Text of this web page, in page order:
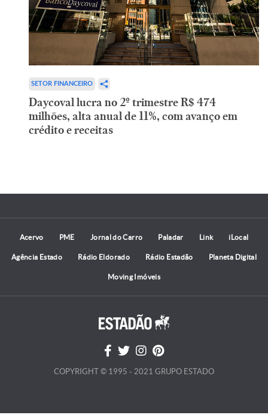
SETOR FINANCEIRO
Daycoval lucra no 2º trimestre R$ 474
milhões, alta anual de 11%, com avanço em
crédito e receitas
Acervo PME Jornal do Carro Paladar Link iLocal
Agência Estado Rádio Eldorado Rádio Estadão Planeta Digital
Moving Imóveis
COPYRIGHT © 1995 - 2021 GRUPO ESTADO